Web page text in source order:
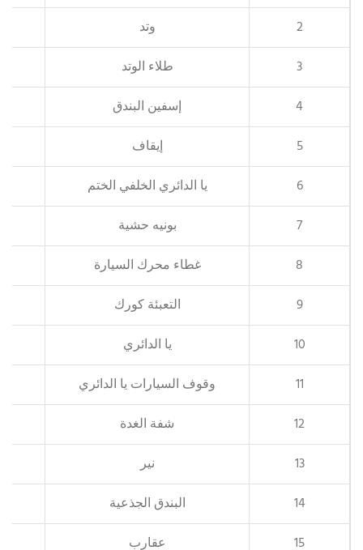
2
وتد
3
طلاء الوتد
4
إسفين البندق
5
إيقاف
6
يا الدائري الخلفي الختم
7
بونيه حشية
8
غطاء محرك السيارة
9
التعبئة كورك
10
يا الدائري
11
وقوف السيارات يا الدائري
12
شفة الغدة
13
نير
14
البندق الجذعية
15
عقارب